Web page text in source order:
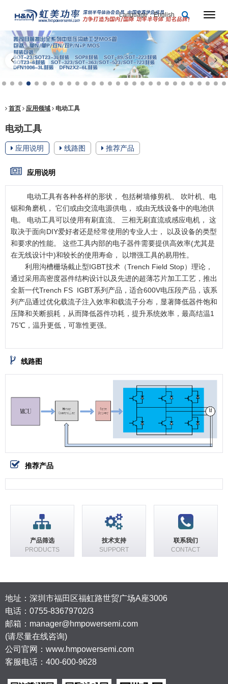
Language：English
首页 应用领域 电动工具
电动工具
应用说明 线路图 推荐产品
应用说明
电动工具有各种各样的形状， 包括树墙修剪机、 吹叶机、电
锯和角磨机， 它们或由交流电源供电， 或由无线设备中的电池供
电。 电动工具可以使用有刷直流、 三相无刷直流或感应电机， 这
取决于面向DIY爱好者还是经常使用的专业人士， 以及设备的类型
和要求的性能。 这些工具内部的电子器件需要提供高效率(尤其是
在无线设计中)和较长的使用寿命， 以增强工具的易用性。
利用沟槽栅场截止型IGBT技术（Trench Field Stop）理论，
通过采用高密度器件结构设计以及先进的超薄芯片加工工艺，推出
全新一代Trench FS IGBT系列产品，适合600V电压段产品，该系
列产品通过优化载流子注入效率和载流子分布，显著降低器件饱和
压降和关断损耗，从而降低器件功耗，提升系统效率，最高结温1
75℃，温升更低，可靠性更强。
线路图
推荐产品
产品筛选
PRODUCTS
技术支持
SUPPORT
联系我们
CONTACT
地址：深圳市福田区福虹路世贸广场A座3006
电话： 0755-83679702/3
邮箱：manager@hmpowersemi.com
(请尽量在线咨询)
公司官网：www.hmpowersemi.com
客服电话：400-600-9628